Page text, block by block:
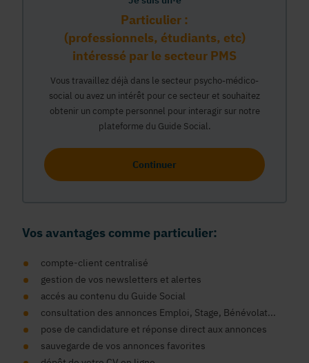
Particulier :
(professionnels, étudiants, etc)
intéressé par le secteur PMS
Vous travaillez déjà dans le secteur psycho-médico-
social ou avez un intérêt pour ce secteur et souhaitez
obtenir un compte personnel pour interagir sur notre
plateforme du Guide Social.
Continuer
Vos avantages comme particulier:
compte-client centralisé
gestion de vos newsletters et alertes
accés au contenu du Guide Social
consultation des annonces Emploi, Stage, Bénévolat...
pose de candidature et réponse direct aux annonces
sauvegarde de vos annonces favorites